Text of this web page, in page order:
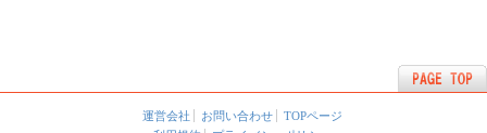
運営会社 お問い合わせ
TOPページ